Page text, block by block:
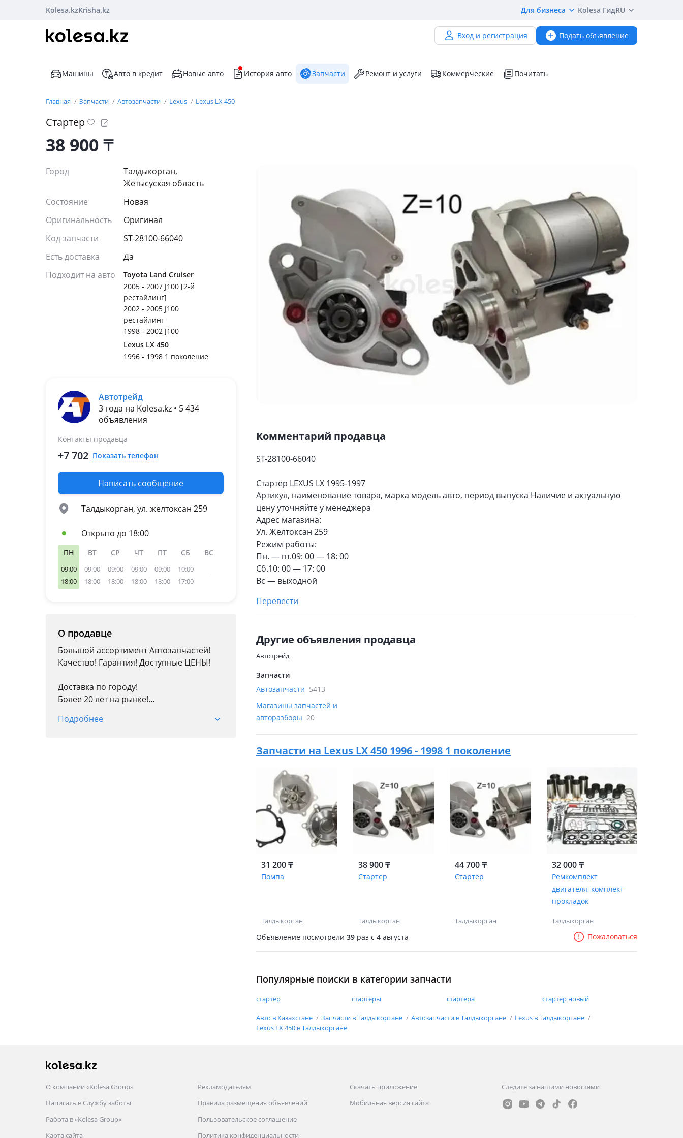
Kolesa.kzKrisha.kz Для бизнеса Kolesa ГидRU
Вход и регистрация Подать объявление
Машины Авто в кредит Новые авто История авто Запчасти Ремонт и услуги Коммерческие Почитать
Главная Запчасти Автозапчасти Lexus Lexus LX 450
Стартер
38 900₸
Город
Талдыкорган,
Жетысуская область
Состояние
Новая
Оригинальность
Оригинал
Код запчасти
ST-28100-66040
Есть доставка
Да
Подходит на авто
Toyota Land Cruiser
2005 - 2007 J100 [2-й
рестайлинг]
2002 - 2005 J100
рестайлинг
1998 - 2002 J100
Lexus LX 450
1996 - 1998 1 поколение
Автотрейд
3 года на Kolesa.kz • 5 434
объявления
Контакты продавца
+7 702 Показать телефон
Написать сообщение
Талдыкорган, ул. желтоксан 259
Открыто до 18:00
ПН
09:00
18:00
ВТ
09:00
18:00
СР
09:00
18:00
ЧТ
09:00
18:00
ПТ
09:00
18:00
СБ
10:00
17:00
ВС
-
О продавце
Большой ассортимент Автозапчастей!
Качество! Гарантия! Доступные ЦЕНЫ!
Доставка по городу!
Более 20 лет на рынке!
Кузовные детали; Оптика; Радиаторы;
Подробнее
Комментарий продавца
ST-28100-66040
Стартер LEXUS LX 1995-1997
Артикул, наименование товара, марка модель авто, период выпуска Наличие и актуальную
цену уточняйте у менеджера
Адрес магазина:
Ул. Желтоксан 259
Режим работы:
Пн. — пт.09: 00 — 18: 00
Сб.10: 00 — 17: 00
Вс — выходной
Перевести
Другие объявления продавца
Автотрейд
Запчасти
Автозапчасти 5413
Магазины запчастей и
авторазборы 20
Запчасти на Lexus LX 450 1996 - 1998 1 поколение
31 200 ₸
Помпа
Талдыкорган
38 900 ₸
Стартер
Талдыкорган
44 700 ₸
Стартер
Талдыкорган
32 000 ₸
Ремкомплект
двигателя, комплект
прокладок
Талдыкорган
Объявление посмотрели 39 раз c 4 августа Пожаловаться
Популярные поиски в категории запчасти
стартер стартеры стартера стартер новый
Авто в Казахстане Запчасти в Талдыкоргане Автозапчасти в Талдыкоргане
Lexus в Талдыкоргане
Lexus LX 450 в Талдыкоргане
О компании «Kolesa Group»
Написать в Службу заботы
Работа в «Kolesa Group»
Карта сайта
Рекламодателям
Правила размещения объявлений
Пользовательское соглашение
Политика конфиденциальности
Скачать приложение
Мобильная версия сайта
Следите за нашими новостями